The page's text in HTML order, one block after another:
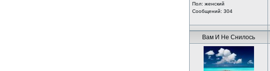
Пол: женский
Сообщений: 304
Вам И Не Снилось